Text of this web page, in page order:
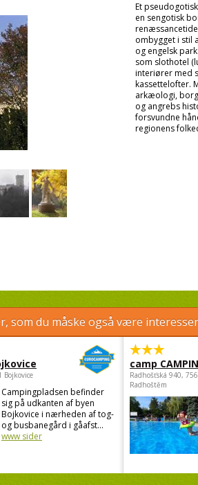
Et
en sengotisk
ombygget i stil
og engelsk
som slothotel
interiører med
kassettelofter.
arkæologi,
og angrebs
forsvundne
regionens
som du måske også være
Bojkovice
Campingpladsen befinder
sig på udkanten af byen
Bojkovice i nærheden af tog-
og busbanegård i gåafst...
www sider
camp
Radhošťská 940,
Radhoštěm